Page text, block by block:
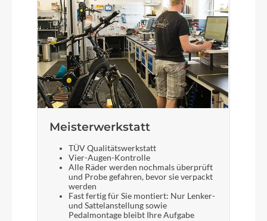
Meisterwerkstatt
TÜV Qualitätswerkstatt
Vier-Augen-Kontrolle
Alle Räder werden nochmals überprüft
und Probe gefahren, bevor sie verpackt
werden
Fast fertig für Sie montiert: Nur Lenker-
und Sattelanstellung sowie
Pedalmontage bleibt Ihre Aufgabe